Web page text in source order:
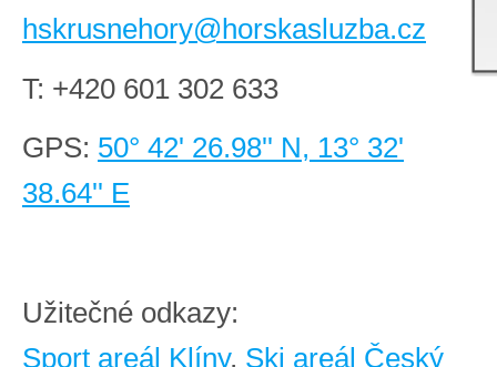
hskrusnehory@horskasluzba.cz
T: +420 601 302 633
GPS: 50° 42' 26.98'' N, 13° 32'
38.64'' E
Užitečné odkazy:
Sport areál Klíny, Ski areál Český